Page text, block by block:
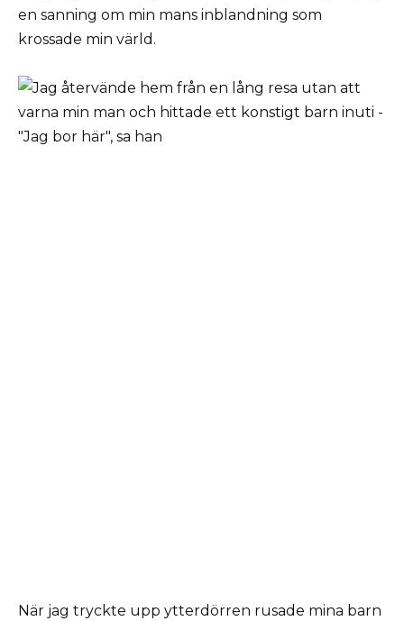
en sanning om min mans inblandning som
krossade min värld.
När jag tryckte upp ytterdörren rusade mina barn